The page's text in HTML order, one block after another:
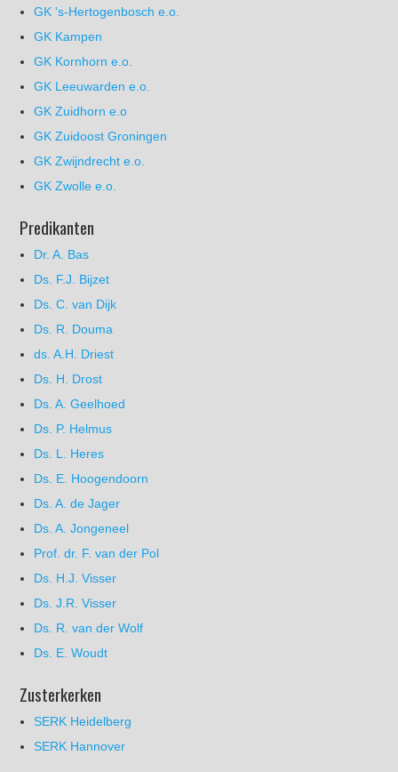
GK 's-Hertogenbosch e.o.
GK Kampen
GK Kornhorn e.o.
GK Leeuwarden e.o.
GK Zuidhorn e.o
GK Zuidoost Groningen
GK Zwijndrecht e.o.
GK Zwolle e.o.
Predikanten
Dr. A. Bas
Ds. F.J. Bijzet
Ds. C. van Dijk
Ds. R. Douma
ds. A.H. Driest
Ds. H. Drost
Ds. A. Geelhoed
Ds. P. Helmus
Ds. L. Heres
Ds. E. Hoogendoorn
Ds. A. de Jager
Ds. A. Jongeneel
Prof. dr. F. van der Pol
Ds. H.J. Visser
Ds. J.R. Visser
Ds. R. van der Wolf
Ds. E. Woudt
Zusterkerken
SERK Heidelberg
SERK Hannover